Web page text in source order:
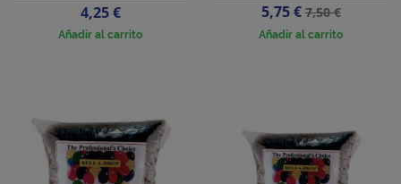
Precio
4,25 €
Añadir al carrito
Precio
5,75 €Precio
base
7,50 €
Añadir al carrito